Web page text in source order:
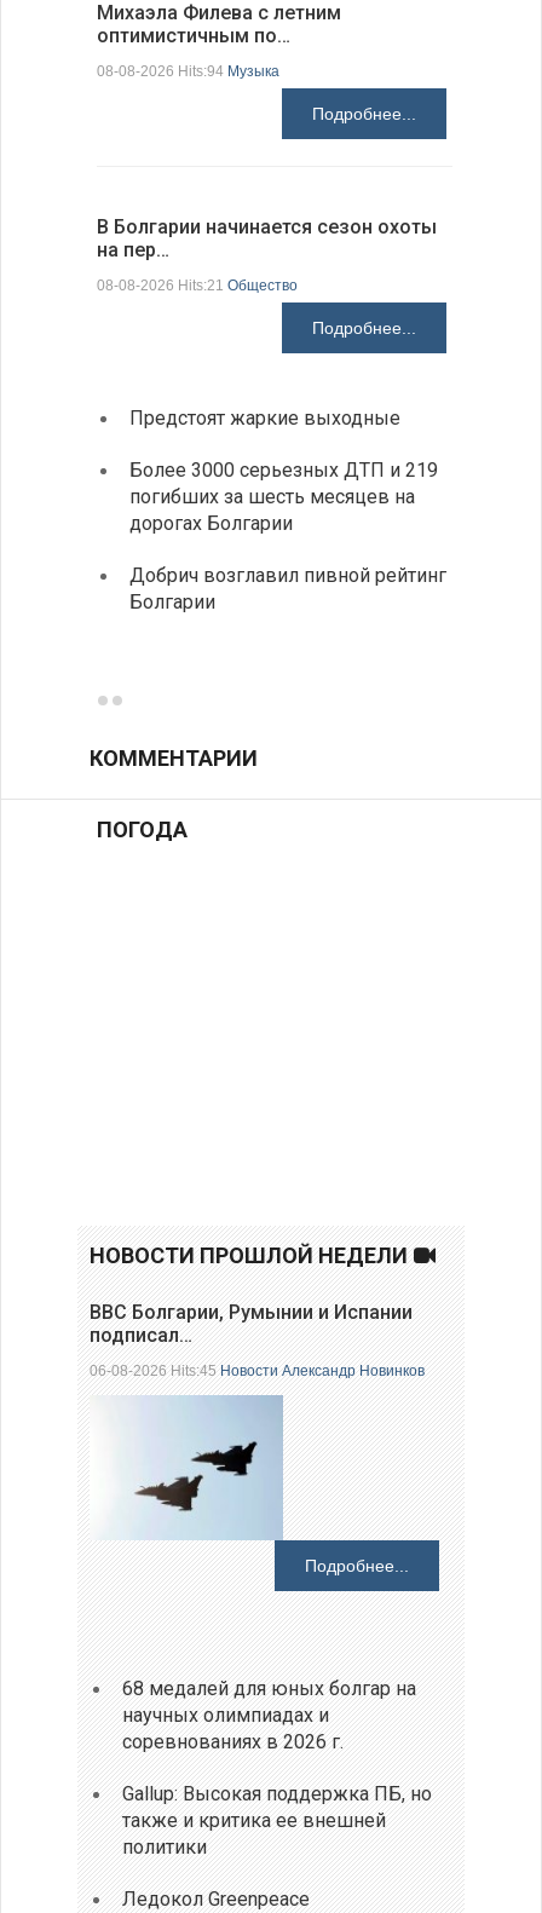
Михаэла Филева с летним
оптимистичным по…
08-08-2026 Hits:94 Музыка
Подробнее...
В Болгарии начинается сезон охоты
на пер…
08-08-2026 Hits:21 Общество
Подробнее...
Предстоят жаркие выходные
Более 3000 серьезных ДТП и 219
погибших за шесть месяцев на
дорогах Болгарии
Добрич возглавил пивной рейтинг
Болгарии
КОММЕНТАРИИ
ПОГОДА
НОВОСТИ ПРОШЛОЙ НЕДЕЛИ
ВВС Болгарии, Румынии и Испании
подписал…
06-08-2026 Hits:45Новости Александр Новинков
Подробнее...
68 медалей для юных болгар на
научных олимпиадах и
соревнованиях в 2026 г.
Gallup: Высокая поддержка ПБ, но
также и критика ее внешней
политики
Ледокол Greenpeace